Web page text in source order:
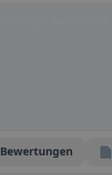
Bewertungen